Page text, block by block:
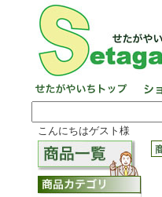
こんにちはゲスト様